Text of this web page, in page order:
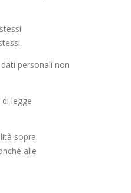
personali non
legge
sopra
alle